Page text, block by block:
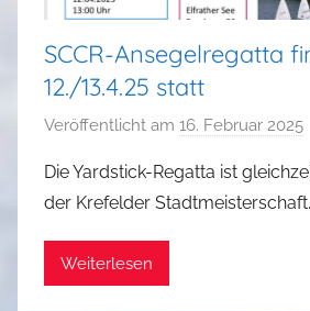
SCCR-Ansegelregatta
12./13.4.25 statt
Veröffentlicht am 16. Februar 2025
a
Die Yardstick-Regatta ist
der Krefelder Stadtmeisterschaft.
Weiterlesen